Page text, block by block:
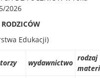
2026
Edukacji)
wydawnictwo
rodzaj